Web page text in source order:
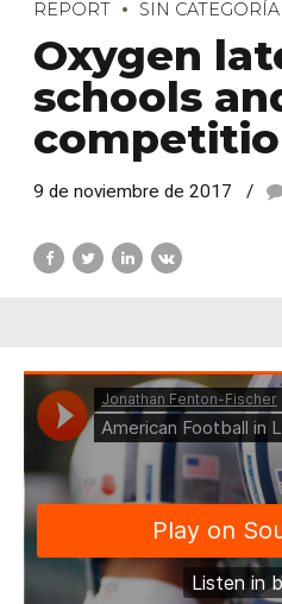
REPORT SIN CATEGORÍA
Oxygen
schools
9 de noviembre de 2017